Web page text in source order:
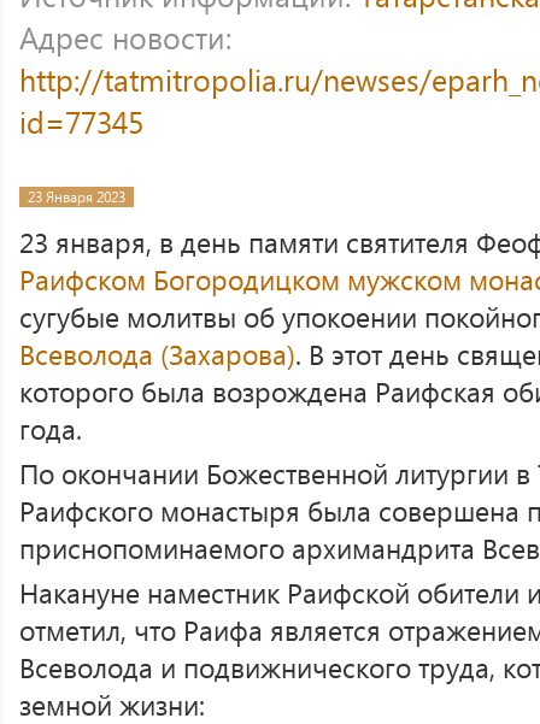
Адрес новости:
http://tatmitropolia.ru/newses/
id=77345
23 Января 2023
23 января, в день памяти святителя
Раифском Богородицком мужском
сугубые молитвы об упокоении
Всеволода (Захарова). В этот день
которого была возрождена Раифская
года.
По окончании Божественной литургии
Раифского монастыря была совершена
приснопоминаемого архимандрита
Накануне наместник Раифской обители
отметил, что Раифа является
Всеволода и подвижнического труда,
земной жизни: